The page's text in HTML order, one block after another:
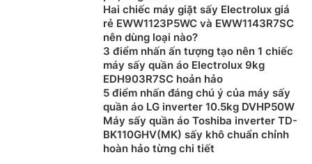
Hai chiếc máy giặt sấy Electrolux giá
rẻ EWW1123P5WC và EWW1143R7SC
nên dùng loại nào?
3 điểm nhấn ấn tượng tạo nên 1 chiếc
máy sấy quần áo Electrolux 9kg
EDH903R7SC hoản hảo
5 điểm nhấn đáng chú ý của máy sấy
quần áo LG inverter 10.5kg DVHP50W
Máy sấy quần áo Toshiba inverter TD-
BK110GHV(MK) sấy khô chuẩn chỉnh
hoàn hảo từng chi tiết